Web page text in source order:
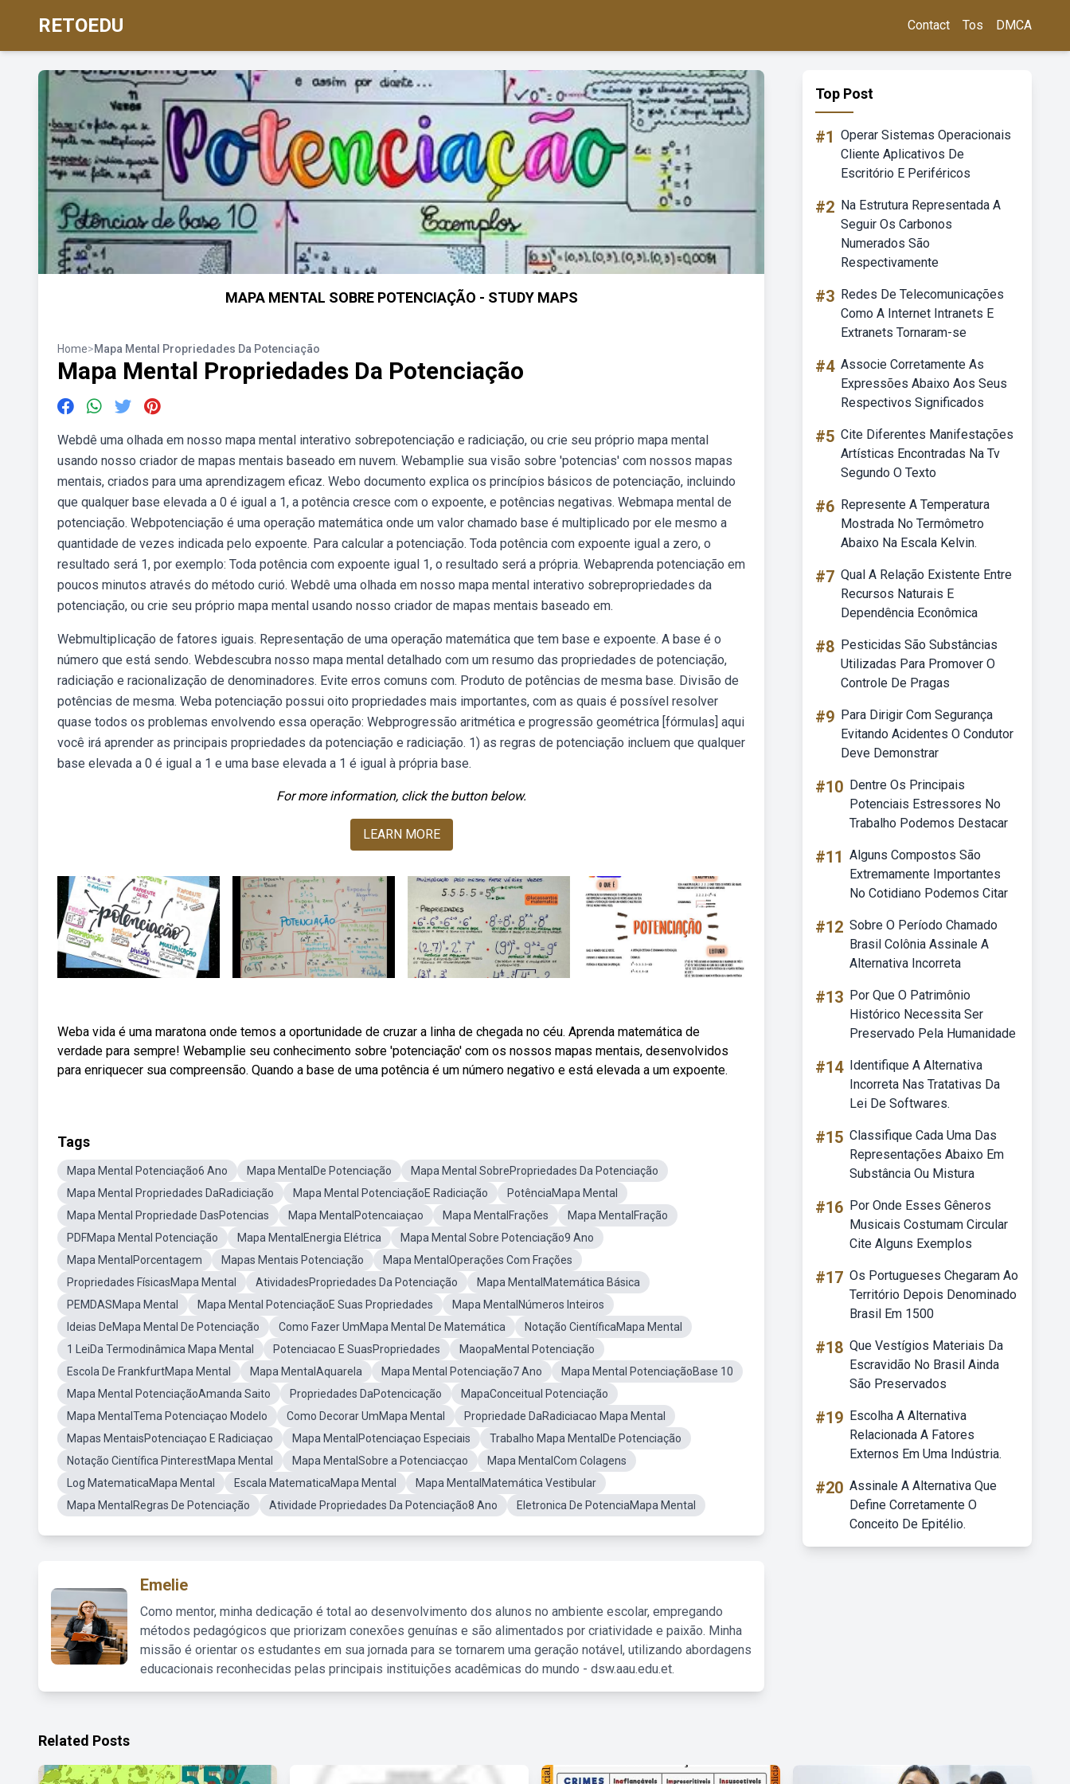
RETOEDU Contact Tos DMCA
MAPA MENTAL SOBRE POTENCIAÇÃO - STUDY MAPS
Home>Mapa Mental Propriedades Da Potenciação
Mapa Mental Propriedades Da Potenciação
Webdê uma olhada em nosso mapa mental interativo sobrepotenciação e radiciação, ou crie seu próprio mapa mental
usando nosso criador de mapas mentais baseado em nuvem. Webamplie sua visão sobre 'potencias' com nossos mapas
mentais, criados para uma aprendizagem eficaz. Webo documento explica os princípios básicos de potenciação, incluindo
que qualquer base elevada a 0 é igual a 1, a potência cresce com o expoente, e potências negativas. Webmapa mental de
potenciação. Webpotenciação é uma operação matemática onde um valor chamado base é multiplicado por ele mesmo a
quantidade de vezes indicada pelo expoente. Para calcular a potenciação. Toda potência com expoente igual a zero, o
resultado será 1, por exemplo: Toda potência com expoente igual 1, o resultado será a própria. Webaprenda potenciação em
poucos minutos através do método curió. Webdê uma olhada em nosso mapa mental interativo sobrepropriedades da
potenciação, ou crie seu próprio mapa mental usando nosso criador de mapas mentais baseado em.
Webmultiplicação de fatores iguais. Representação de uma operação matemática que tem base e expoente. A base é o
número que está sendo. Webdescubra nosso mapa mental detalhado com um resumo das propriedades de potenciação,
radiciação e racionalização de denominadores. Evite erros comuns com. Produto de potências de mesma base. Divisão de
potências de mesma. Weba potenciação possui oito propriedades mais importantes, com as quais é possível resolver
quase todos os problemas envolvendo essa operação: Webprogressão aritmética e progressão geométrica [fórmulas] aqui
você irá aprender as principais propriedades da potenciação e radiciação. 1) as regras de potenciação incluem que qualquer
base elevada a 0 é igual a 1 e uma base elevada a 1 é igual à própria base.
For more information, click the button below.
LEARN MORE
Weba vida é uma maratona onde temos a oportunidade de cruzar a linha de chegada no céu. Aprenda matemática de
verdade para sempre! Webamplie seu conhecimento sobre 'potenciação' com os nossos mapas mentais, desenvolvidos
para enriquecer sua compreensão. Quando a base de uma potência é um número negativo e está elevada a um expoente.
Tags
Mapa Mental Potenciação6 Ano Mapa MentalDe Potenciação
Mapa Mental SobrePropriedades Da Potenciação
Mapa Mental Propriedades DaRadiciação
Mapa Mental PotenciaçãoE Radiciação
PotênciaMapa Mental
Mapa Mental Propriedade DasPotencias
Mapa MentalPotencaiaçao Mapa MentalFrações
Mapa MentalFração
PDFMapa Mental Potenciação
Mapa MentalEnergia Elétrica
Mapa Mental Sobre Potenciação9 Ano
Mapa MentalPorcentagem
Mapas Mentais Potenciação
Mapa MentalOperações Com Frações
Propriedades FísicasMapa Mental
AtividadesPropriedades Da Potenciação
Mapa MentalMatemática Básica
PEMDASMapa Mental
Mapa Mental PotenciaçãoE Suas Propriedades
Mapa MentalNúmeros Inteiros
Ideias DeMapa Mental De Potenciação
Como Fazer UmMapa Mental De Matemática
Notação CientíficaMapa Mental
1 LeiDa Termodinâmica Mapa Mental
Potenciacao E SuasPropriedades
MaopaMental Potenciação
Escola De FrankfurtMapa Mental
Mapa MentalAquarela Mapa Mental Potenciação7 Ano
Mapa Mental PotenciaçãoBase 10
Mapa Mental PotenciaçãoAmanda Saito
Propriedades DaPotencicação
MapaConceitual Potenciação
Mapa MentalTema Potenciaçao Modelo
Como Decorar UmMapa Mental
Propriedade DaRadiciacao Mapa Mental
Mapas MentaisPotenciaçao E Radiciaçao
Mapa MentalPotenciaçao Especiais
Trabalho Mapa MentalDe Potenciação
Notação Científica PinterestMapa Mental
Mapa MentalSobre a Potenciacçao
Mapa MentalCom Colagens
Log MatematicaMapa Mental
Escala MatematicaMapa Mental
Mapa MentalMatemática Vestibular
Mapa MentalRegras De Potenciação
Atividade Propriedades Da Potenciação8 Ano Eletronica De PotenciaMapa Mental
Emelie
Como mentor, minha dedicação é total ao desenvolvimento dos alunos no ambiente escolar, empregando
métodos pedagógicos que priorizam conexões genuínas e são alimentados por criatividade e paixão. Minha
missão é orientar os estudantes em sua jornada para se tornarem uma geração notável, utilizando abordagens
educacionais reconhecidas pelas principais instituições acadêmicas do mundo - dsw.aau.edu.et.
Top Post
#1 Operar Sistemas Operacionais
Cliente Aplicativos De
Escritório E Periféricos
#2 Na Estrutura Representada A
Seguir Os Carbonos
Numerados São
Respectivamente
#3 Redes De Telecomunicações
Como A Internet Intranets E
Extranets Tornaram-se
#4 Associe Corretamente As
Expressões Abaixo Aos Seus
Respectivos Significados
#5 Cite Diferentes Manifestações
Artísticas Encontradas Na Tv
Segundo O Texto
#6 Represente A Temperatura
Mostrada No Termômetro
Abaixo Na Escala Kelvin.
#7 Qual A Relação Existente Entre
Recursos Naturais E
Dependência Econômica
#8 Pesticidas São Substâncias
Utilizadas Para Promover O
Controle De Pragas
#9 Para Dirigir Com Segurança
Evitando Acidentes O Condutor
Deve Demonstrar
#10 Dentre Os Principais
Potenciais Estressores No
Trabalho Podemos Destacar
#11 Alguns Compostos São
Extremamente Importantes
No Cotidiano Podemos Citar
#12 Sobre O Período Chamado
Brasil Colônia Assinale A
Alternativa Incorreta
#13 Por Que O Patrimônio
Histórico Necessita Ser
Preservado Pela Humanidade
#14 Identifique A Alternativa
Incorreta Nas Tratativas Da
Lei De Softwares.
#15 Classifique Cada Uma Das
Representações Abaixo Em
Substância Ou Mistura
#16 Por Onde Esses Gêneros
Musicais Costumam Circular
Cite Alguns Exemplos
#17 Os Portugueses Chegaram Ao
Território Depois Denominado
Brasil Em 1500
#18 Que Vestígios Materiais Da
Escravidão No Brasil Ainda
São Preservados
#19 Escolha A Alternativa
Relacionada A Fatores
Externos Em Uma Indústria.
#20 Assinale A Alternativa Que
Define Corretamente O
Conceito De Epitélio.
Related Posts